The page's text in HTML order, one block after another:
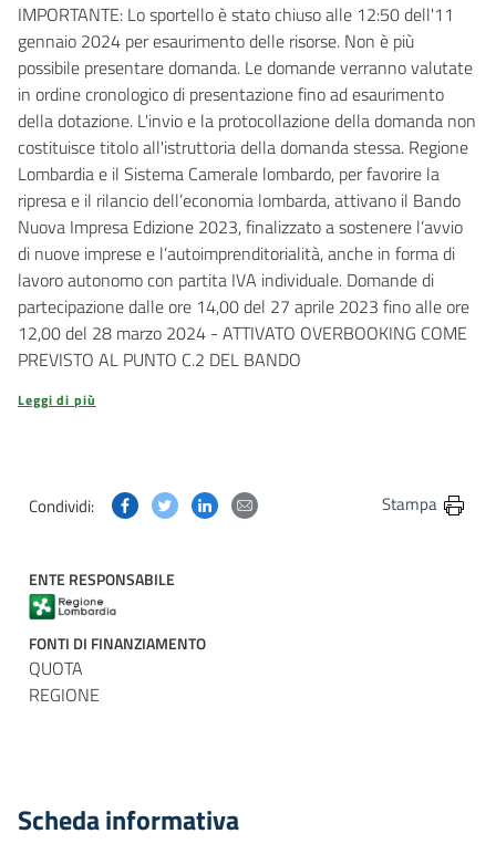
IMPORTANTE: Lo sportello è stato chiuso alle 12:50 dell'11
gennaio 2024 per esaurimento delle risorse. Non è più
possibile presentare domanda. Le domande verranno valutate
in ordine cronologico di presentazione fino ad esaurimento
della dotazione. L'invio e la protocollazione della domanda non
costituisce titolo all'istruttoria della domanda stessa. Regione
Lombardia e il Sistema Camerale lombardo, per favorire la
ripresa e il rilancio dell’economia lombarda, attivano il Bando
Nuova Impresa Edizione 2023, finalizzato a sostenere l’avvio
di nuove imprese e l’autoimprenditorialità, anche in forma di
lavoro autonomo con partita IVA individuale. Domande di
partecipazione dalle ore 14,00 del 27 aprile 2023 fino alle ore
12,00 del 28 marzo 2024 - ATTIVATO OVERBOOKING COME
PREVISTO AL PUNTO C.2 DEL BANDO
Leggi di più
Condividi: Condividi questa pagina su Facebook
Condividi questa pagina su Twitter
Condividi questa pagina su Linkedin
Condividi questa pagina via
Stampa
ENTE RESPONSABILE
FONTI DI FINANZIAMENTO
QUOTA
REGIONE
Scheda informativa